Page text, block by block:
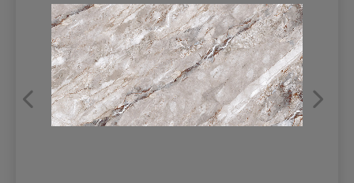
REFRANSLAR
İLETİŞİM